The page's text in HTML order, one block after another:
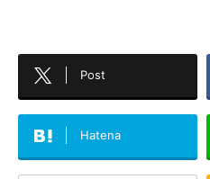
Post
Hatena